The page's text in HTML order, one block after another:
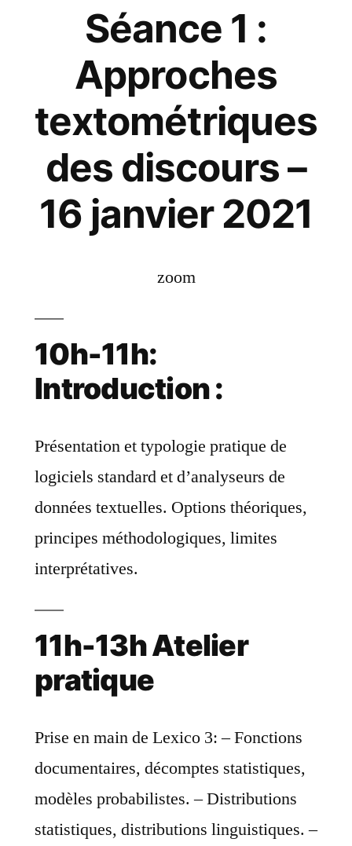
Séance 1 :
Approches
textométriques
des discours –
16 janvier 2021
zoom
10h-11h:
Introduction :
Présentation et typologie pratique de
logiciels standard et d’analyseurs de
données textuelles. Options théoriques,
principes méthodologiques, limites
interprétatives.
11h-13h Atelier
pratique
Prise en main de Lexico 3: – Fonctions
documentaires, décomptes statistiques,
modèles probabilistes. – Distributions
statistiques, distributions linguistiques. –